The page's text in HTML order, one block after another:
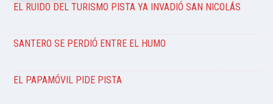
EL RUIDO DEL TURISMO PISTA YA INVADIÓ SAN NICOLÁS
SANTERO SE PERDIÓ ENTRE EL HUMO
EL PAPAMÓVIL PIDE PISTA